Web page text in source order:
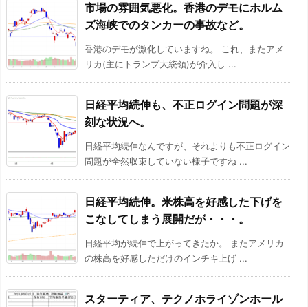
市場の雰囲気悪化。香港のデモにホルム
ズ海峡でのタンカーの事故など。
香港のデモが激化していますね。 これ、またアメ
リカ(主にトランプ大統領)が介入し ...
日経平均続伸も、不正ログイン問題が深
刻な状況へ。
日経平均続伸なんですが、それよりも不正ログイン
問題が全然収束していない様子ですね ...
日経平均続伸。米株高を好感した下げを
こなしてしまう展開だが・・・。
日経平均が続伸で上がってきたか。 またアメリカ
の株高を好感しただけのインチキ上げ ...
スターティア、テクノホライゾンホール